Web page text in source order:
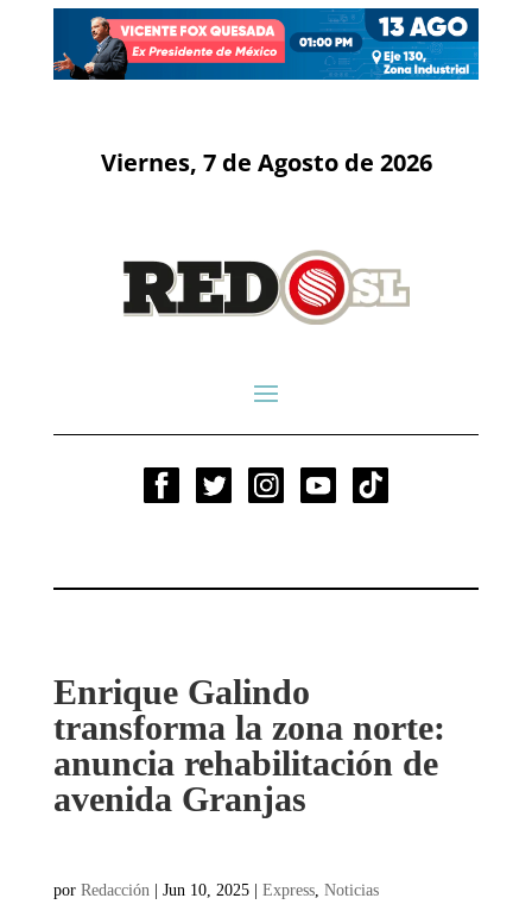
Viernes, 7 de Agosto de 2026
Enrique Galindo
transforma la zona norte:
anuncia rehabilitación de
avenida Granjas
por Redacción | Jun 10, 2025| Express, Noticias